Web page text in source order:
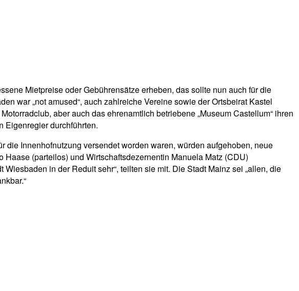
Mietpreise oder Gebührensätze erheben, das sollte nun auch für die
war „not amused“, auch zahlreiche Vereine sowie der Ortsbeirat Kastel
aber auch das ehrenamtlich betriebene „Museum Castellum“ ihren
Eigenregier durchführten.
Innenhofnutzung versendet worden waren, würden aufgehoben, neue
(parteilos) und Wirtschaftsdezernentin Manuela Matz (CDU)
in der Reduit sehr“, teilten sie mit. Die Stadt Mainz sei „allen, die